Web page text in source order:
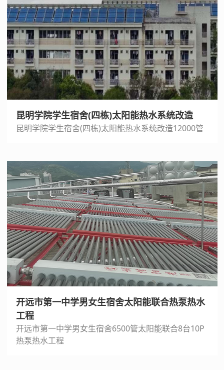
昆明学院学生宿舍(四栋)太阳能热水系统改造
昆明学院学生宿舍(四栋)太阳能热水系统改造12000管
开远市第一中学男女生宿舍太阳能联合热泵热水
工程
开远市第一中学男女生宿舍6500管太阳能联合8台10P
热泵热水工程